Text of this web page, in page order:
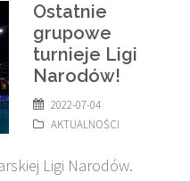
Ostatnie
grupowe
turnieje Ligi
Narodów!
2022-07-04
AKTUALNOŚCI
Ligi Narodów.